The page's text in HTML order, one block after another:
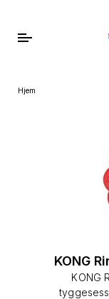
Hjem
KONG
KONG